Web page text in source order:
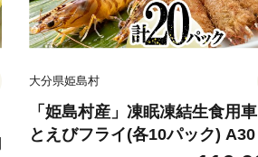
大分県姫島村
「姫島村産」凍眠凍結生食用
とえびフライ(各10パック) A30